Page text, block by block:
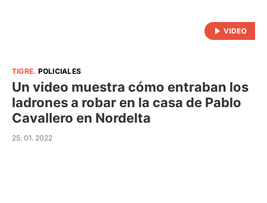
TIGRE. POLICIALES
Un video muestra cómo entraban los
ladrones a robar en la casa de Pablo
Cavallero en Nordelta
25. 01. 2022